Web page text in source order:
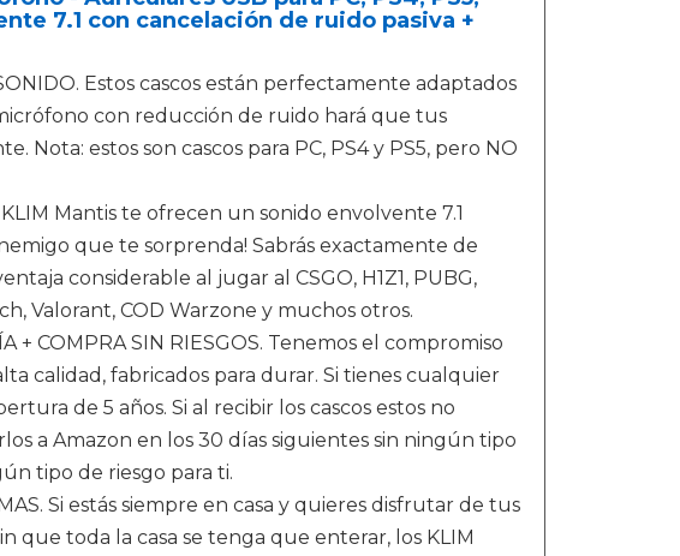
7.1 con cancelación de ruido pasiva +
Estos cascos están perfectamente adaptados
con reducción de ruido hará que tus
Nota: estos son cascos para PC, PS4 y PS5, pero NO
KLIM Mantis te ofrecen un sonido envolvente 7.1
que te sorprenda! Sabrás exactamente de
considerable al jugar al CSGO, H1Z1, PUBG,
Valorant, COD Warzone y muchos otros.
+ COMPRA SIN RIESGOS. Tenemos el compromiso
calidad, fabricados para durar. Si tienes cualquier
de 5 años. Si al recibir los cascos estos no
a Amazon en los 30 días siguientes sin ningún tipo
tipo de riesgo para ti.
Si estás siempre en casa y quieres disfrutar de tus
que toda la casa se tenga que enterar, los KLIM